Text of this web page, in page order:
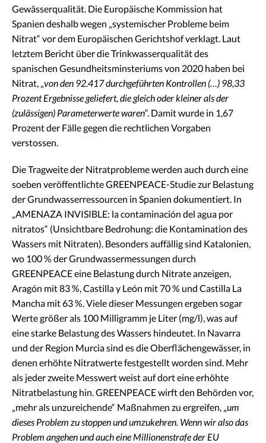
Gewässerqualität. Die Europäische Kommission hat
Spanien deshalb wegen „systemischer Probleme beim
Nitrat“ vor dem Europäischen Gerichtshof verklagt. Laut
letztem Bericht über die Trinkwasserqualität des
spanischen Gesundheitsminsteriums von 2020 haben bei
Nitrat, „ von den 92.417 durchgeführten Kontrollen (…) 98,33
Prozent Ergebnisse geliefert, die gleich oder kleiner als der
(zulässigen) Parameterwerte waren“. Damit wurde in 1,67
Prozent der Fälle gegen die rechtlichen Vorgaben
verstossen.
Die Tragweite der Nitratprobleme werden auch durch eine
soeben veröffentlichte GREENPEACE-Studie zur Belastung
der Grundwasserressourcen in Spanien dokumentiert. In
„AMENAZA INVISIBLE: la contaminación del agua por
nitratos“ (Unsichtbare Bedrohung: die Kontamination des
Wassers mit Nitraten). Besonders auffällig sind Katalonien,
wo 100 % der Grundwassermessungen durch
GREENPEACE eine Belastung durch Nitrate anzeigen,
Aragón mit 83 %, Castilla y León mit 70 % und Castilla La
Mancha mit 63 %. Viele dieser Messungen ergeben sogar
Werte größer als 100 Milligramm je Liter (mg/l), was auf
eine starke Belastung des Wassers hindeutet. In Navarra
und der Region Murcia sind es die Oberflächengewässer, in
denen erhöhte Nitratwerte festgestellt worden sind. Mehr
als jeder zweite Messwert weist auf dort eine erhöhte
Nitratbelastung hin. GREENPEACE wirft den Behörden vor,
„mehr als unzureichende“ Maßnahmen zu ergreifen, „ um
dieses Problem zu stoppen und umzukehren. Wenn wir also das
Problem angehen und auch eine Millionenstrafe der EU